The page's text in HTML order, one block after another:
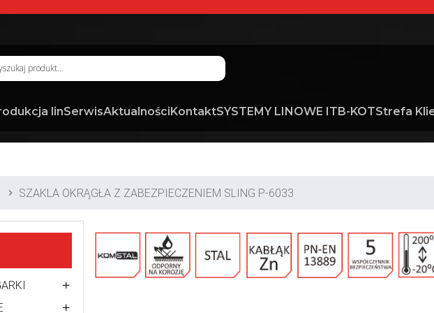
linSerwisAktualnościKontaktSYSTEMY LINOWE ITB-KOTStrefa
SZAKLA OKRĄGŁA Z ZABEZPIECZENIEM SLING P-6033